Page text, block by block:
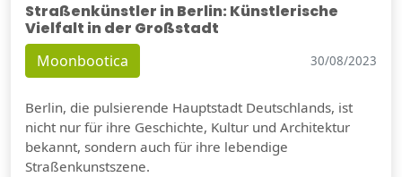
Straßenkünstler in Berlin: Künstlerische
Vielfalt in der Großstadt
Moonbootica 30/08/2023
Berlin, die pulsierende Hauptstadt Deutschlands, ist
nicht nur für ihre Geschichte, Kultur und Architektur
bekannt, sondern auch für ihre lebendige
Straßenkunstszene.